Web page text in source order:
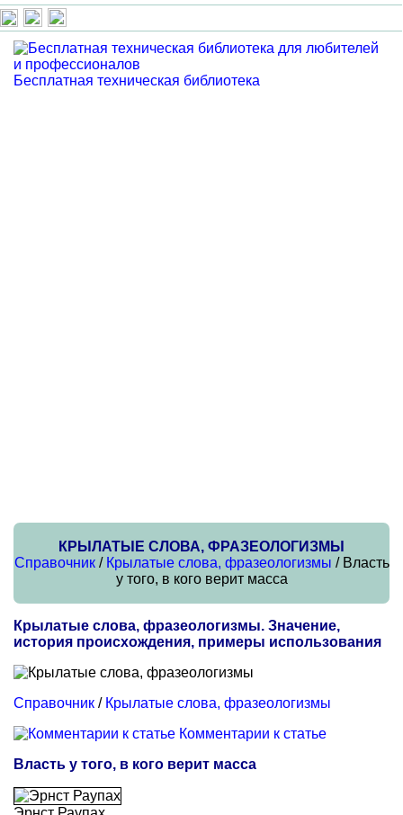
Бесплатная техническая библиотека
КРЫЛАТЫЕ СЛОВА, ФРАЗЕОЛОГИЗМЫ
Справочник/ Крылатые слова, фразеологизмы / Власть
у того, в кого верит масса
Крылатые слова, фразеологизмы. Значение,
история происхождения, примеры использования
Справочник / Крылатые слова, фразеологизмы
Комментарии к статье
Власть у того, в кого верит масса